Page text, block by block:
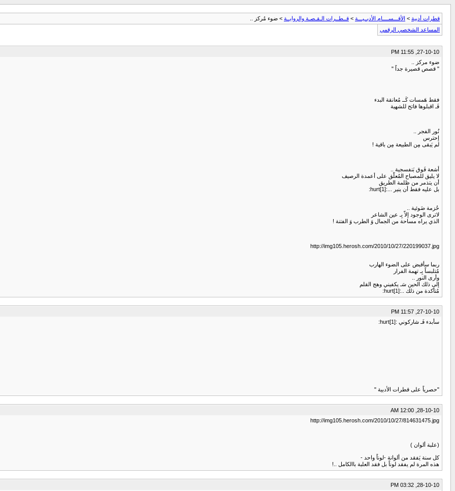
قطرات أدبية > الأقـــســــام الأدبــيـــة > قــطــرات الـقـصـة والروايــة > ضوء مُركز ..
المساعد الشخصي الرقمي
27-10-10, 11:55 PM
ضوء مركز ..
" قصص قصيرة جداً "
فقط هَمسات كَــ مُعانقة البدء
فَـ اقبلوها فاتح للشهية
نُور الفجر ..
إحترس
لم يَبقى مِن الطبيعة مِن باقية !
أشعة فَوق بَنفسجية ..
لا يليق للمصباح المُعلّق على أعمدة الرصيف
أن يتذمر من ظلمة الطريق
بل عليه فقط أن ينير ...:hurt[1]:
حُزمة ضَوئية ..
لاترى الوجود إلاّ بِـ عين الشاعر
الذي يراه مساحة من الجمال وَ الطرب وَ الفتنة !
http://img105.herosh.com/2010/10/27/220199037.jpg
ربما سأقبض على الضوء الهارب
مُتلبساً بِـ تهمة الفرار
وأرى النور ..
إلى ذلك الحين سَـ يكفيني وهج القلم
مُتأكدة من ذلك ..:hurt[1]:
27-10-10, 11:57 PM
سأبدء فَـ شاركوني :hurt[1]:
"حصرياً على قطرات الأدبية "
28-10-10, 12:00 AM
http://img105.herosh.com/2010/10/27/814631475.jpg
(علبة ألوان )
كل سنة يَفقد من ألوانة -لوناً واحد -
هذه المرة لم يفقد لوناً بل فقد العلبة باالكامل ..!
28-10-10, 03:32 PM